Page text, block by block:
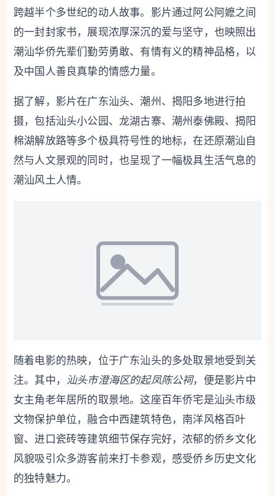
跨越半个多世纪的动人故事。影片通过阿公阿嬷之间
的一封封家书，展现浓厚深沉的爱与坚守，也映照出
潮汕华侨先辈们勤劳勇敢、有情有义的精神品格，以
及中国人善良真挚的情感力量。
据了解，影片在广东汕头、潮州、揭阳多地进行拍
摄，包括汕头小公园、龙湖古寨、潮州泰佛殿、揭阳
棉湖解放路等多个极具符号性的地标，在还原潮汕自
然与人文景观的同时，也呈现了一幅极具生活气息的
潮汕风土人情。
随着电影的热映，位于广东汕头的多处取景地受到关
注。其中，
汕头市澄海区的起凤陈公祠，便是影片中
女主角老年居所的取景地。这座百年侨宅是汕头市级
文物保护单位，融合中西建筑特色，南洋风格百叶
窗、进口瓷砖等建筑细节保存完好，浓郁的侨乡文化
风貌吸引众多游客前来打卡参观，感受侨乡历史文化
的独特魅力。